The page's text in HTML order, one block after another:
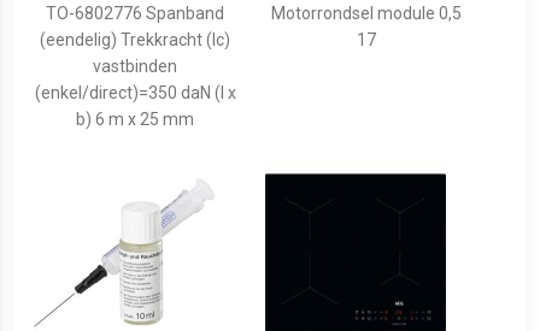
TO-6802776 Spanband
(eendelig) Trekkracht (lc)
vastbinden
(enkel/direct)=350 daN (l x
b) 6 m x 25 mm
Motorrondsel module 0,5
17